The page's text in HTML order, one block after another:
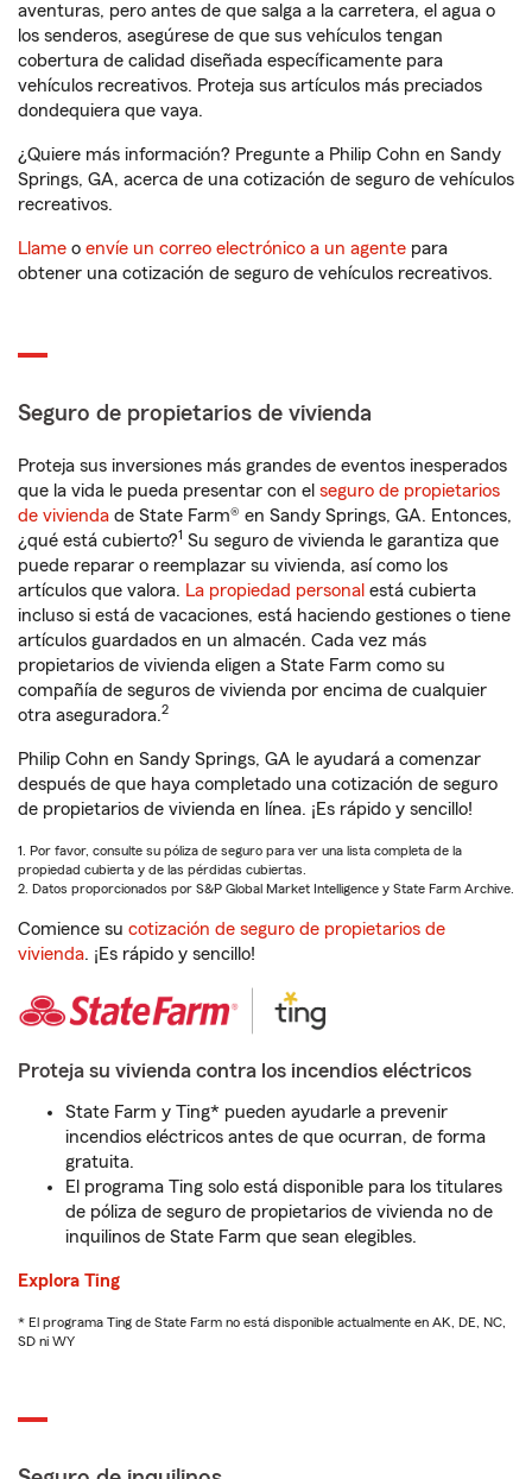
aventuras, pero antes de que salga a la carretera, el agua o
los senderos, asegúrese de que sus vehículos tengan
cobertura de calidad diseñada específicamente para
vehículos recreativos. Proteja sus artículos más preciados
dondequiera que vaya.
¿Quiere más información? Pregunte a Philip Cohn en Sandy
Springs, GA, acerca de una cotización de seguro de vehículos
recreativos.
Llame o envíe un correo electrónico a un agente para
obtener una cotización de seguro de vehículos recreativos.
Seguro de propietarios de vivienda
Proteja sus inversiones más grandes de eventos inesperados
que la vida le pueda presentar con el seguro de propietarios
de vivienda de State Farm® en Sandy Springs, GA. Entonces,
¿qué está cubierto?1 Su seguro de vivienda le garantiza que
puede reparar o reemplazar su vivienda, así como los
artículos que valora. La propiedad personal está cubierta
incluso si está de vacaciones, está haciendo gestiones o tiene
artículos guardados en un almacén. Cada vez más
propietarios de vivienda eligen a State Farm como su
compañía de seguros de vivienda por encima de cualquier
otra aseguradora.2
Philip Cohn en Sandy Springs, GA le ayudará a comenzar
después de que haya completado una cotización de seguro
de propietarios de vivienda en línea. ¡Es rápido y sencillo!
1. Por favor, consulte su póliza de seguro para ver una lista completa de la
propiedad cubierta y de las pérdidas cubiertas.
2. Datos proporcionados por S&P Global Market Intelligence y State Farm Archive.
Comience su cotización de seguro de propietarios de
vivienda. ¡Es rápido y sencillo!
Proteja su vivienda contra los incendios eléctricos
State Farm y Ting* pueden ayudarle a prevenir
incendios eléctricos antes de que ocurran, de forma
gratuita.
El programa Ting solo está disponible para los titulares
de póliza de seguro de propietarios de vivienda no de
inquilinos de State Farm que sean elegibles.
Explora Ting
* El programa Ting de State Farm no está disponible actualmente en AK, DE, NC,
SD ni WY